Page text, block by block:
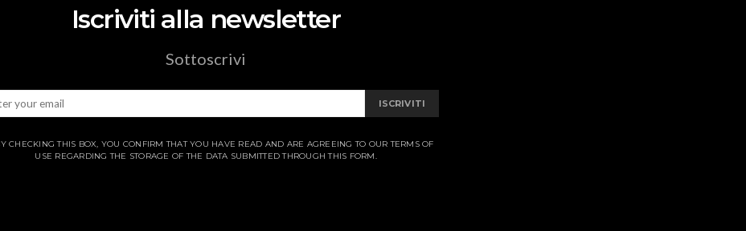
Iscriviti alla newsletter
Sottoscrivi
ISCRIVITI
CHECKING THIS BOX, YOU CONFIRM THAT YOU HAVE READ AND ARE AGREEING TO OUR TERMS OF
USE REGARDING THE STORAGE OF THE DATA SUBMITTED THROUGH THIS FORM.